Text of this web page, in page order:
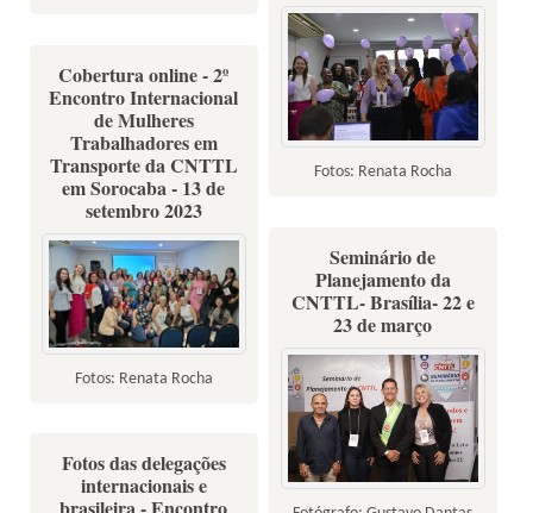
Fotos: Renata Rocha
Cobertura online - 2º
Encontro Internacional
de Mulheres
Trabalhadores em
Transporte da CNTTL
em Sorocaba - 13 de
setembro 2023
Fotos: Renata Rocha
Seminário de
Planejamento da
CNTTL- Brasília- 22 e
23 de março
Fotos das delegações
internacionais e